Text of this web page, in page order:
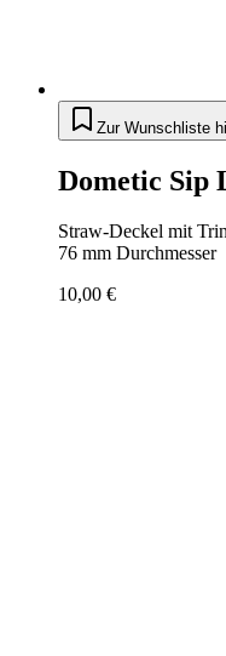
Zur Wunschliste
Dometic Sip
Straw-Deckel mit
76 mm Durchmesser
10,00 €